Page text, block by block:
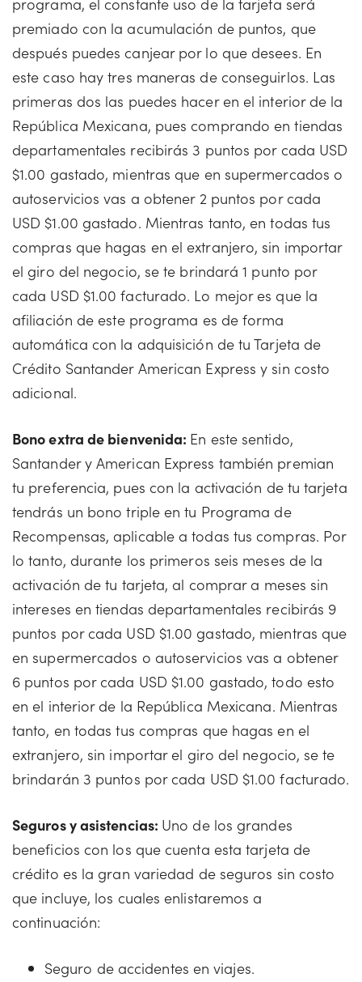
premiado con la acumulación de puntos, que
después puedes canjear por lo que desees. En
este caso hay tres maneras de conseguirlos. Las
primeras dos las puedes hacer en el interior de la
República Mexicana, pues comprando en tiendas
departamentales recibirás 3 puntos por cada USD
$1.00 gastado, mientras que en supermercados o
autoservicios vas a obtener 2 puntos por cada
USD $1.00 gastado. Mientras tanto, en todas tus
compras que hagas en el extranjero, sin importar
el giro del negocio, se te brindará 1 punto por
cada USD $1.00 facturado. Lo mejor es que la
afiliación de este programa es de forma
automática con la adquisición de tu Tarjeta de
Crédito Santander American Express y sin costo
adicional.
Bono extra de bienvenida: En este sentido,
Santander y American Express también premian
tu preferencia, pues con la activación de tu tarjeta
tendrás un bono triple en tu Programa de
Recompensas, aplicable a todas tus compras. Por
lo tanto, durante los primeros seis meses de la
activación de tu tarjeta, al comprar a meses sin
intereses en tiendas departamentales recibirás 9
puntos por cada USD $1.00 gastado, mientras que
en supermercados o autoservicios vas a obtener
6 puntos por cada USD $1.00 gastado, todo esto
en el interior de la República Mexicana. Mientras
tanto, en todas tus compras que hagas en el
extranjero, sin importar el giro del negocio, se te
brindarán 3 puntos por cada USD $1.00 facturado.
Seguros y asistencias: Uno de los grandes
beneficios con los que cuenta esta tarjeta de
crédito es la gran variedad de seguros sin costo
que incluye, los cuales enlistaremos a
continuación:
Seguro de accidentes en viajes.